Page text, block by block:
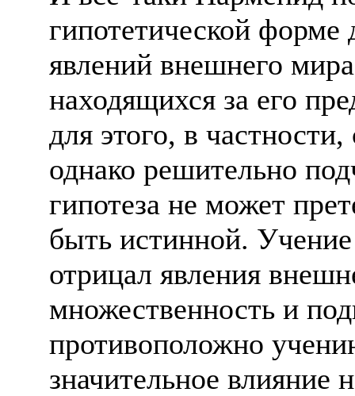
гипотетической форме
явлений внешнего
находящихся за его
для этого, в
однако решительно
гипотеза не может
быть истинной.
отрицал явления
множественность и
противоположно
значительное влияние